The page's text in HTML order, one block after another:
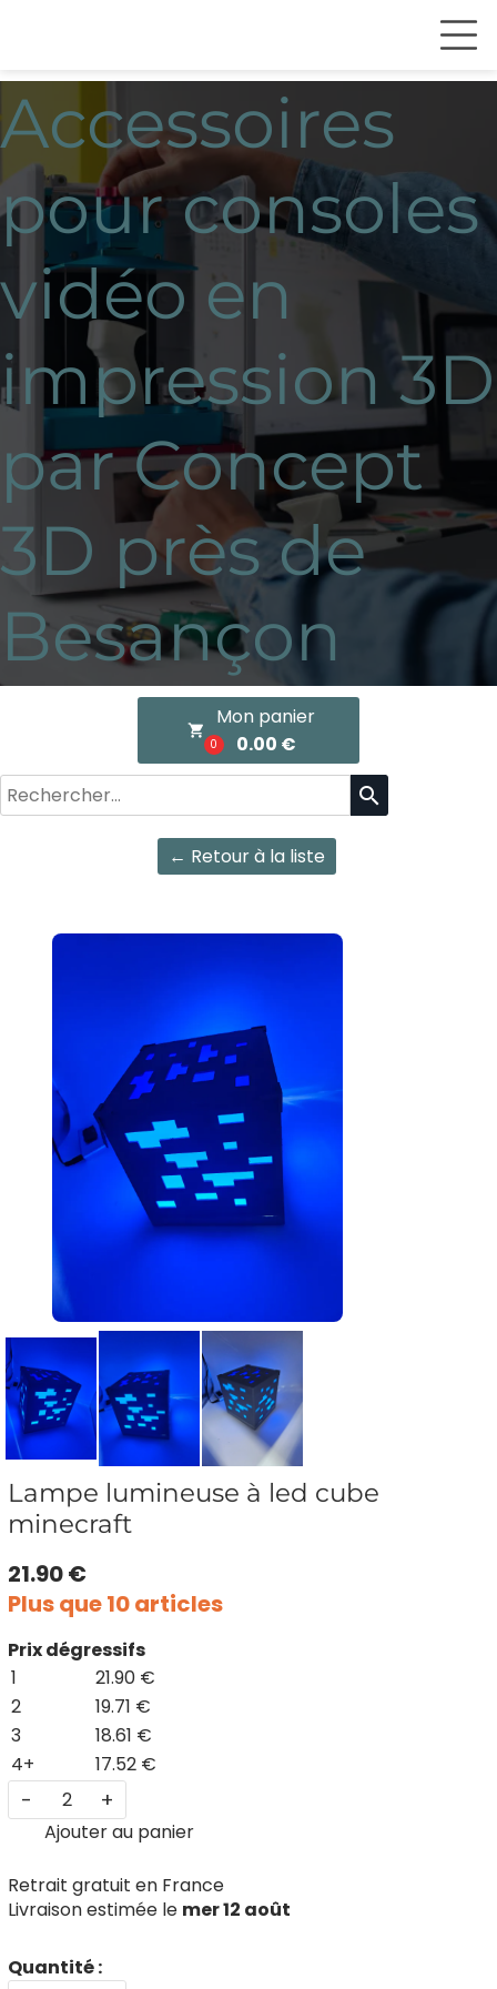
Accessoires
pour consoles
vidéo en
impression 3D
par Concept
3D près de
Besançon
local_grocery_store
0
Mon panier
0.00 €
search
← Retour à la liste
Lampe lumineuse à led cube
minecraft
21.90 €
Plus que 10 articles
Prix dégressifs
1
21.90 €
2
19.71 €
3
18.61 €
4+
17.52 €
- +
Ajouter au panier
Retrait gratuit en France
Livraison estimée le mer 12 août
Quantité :